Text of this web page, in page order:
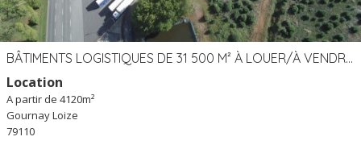
BÂTIMENTS LOGISTIQUES DE 31 500 M² À LOUER/À VENDRE SUR UN SITE DE 17 HA (79)
Location
A partir de 4120m²
Gournay Loize
79110